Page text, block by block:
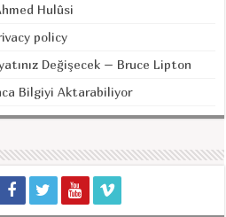
Hulûsi
policy
Değişecek – Bruce Lipton
Bilgiyi Aktarabiliyor